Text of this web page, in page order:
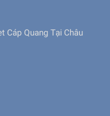
Cáp Quang Tại Châu